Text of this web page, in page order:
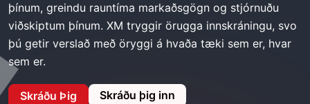
þínum, greindu rauntíma markaðsgögn og stjórnuðu
viðskiptum þínum. XM tryggir örugga innskráningu, svo
þú getir verslað með öryggi á hvaða tæki sem er, hvar
sem er.
Skráðu Þig Skráðu þig inn